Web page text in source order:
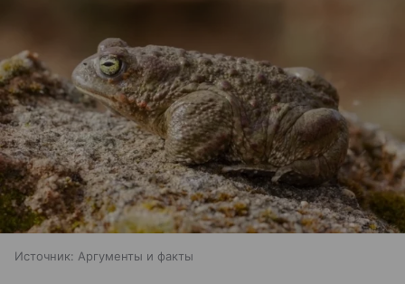
Источник: Аргументы и факты